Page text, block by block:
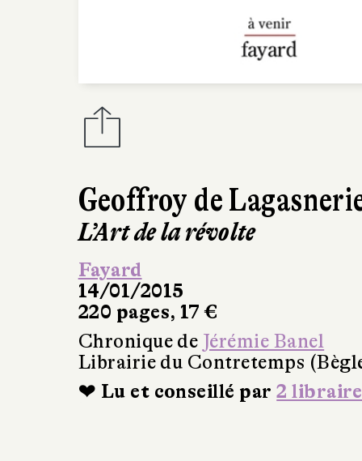
Geoffroy de
L’Art de la révolte
Fayard
14/01/2015
220 pages, 17 €
Chronique de Jérémie Banel
Librairie du Contretemps
❤ Lu et conseillé par2